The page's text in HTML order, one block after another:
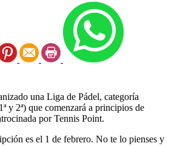
una Liga de Pádel, categoría
y 2ª) que comenzará a principios de
por Tennis Point.
es el 1 de febrero. No te lo pienses y